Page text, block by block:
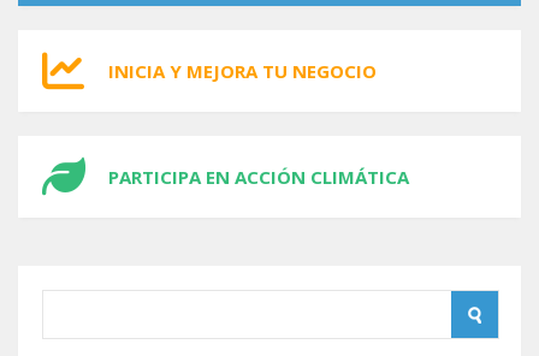
INICIA Y MEJORA TU NEGOCIO
PARTICIPA EN ACCIÓN CLIMÁTICA